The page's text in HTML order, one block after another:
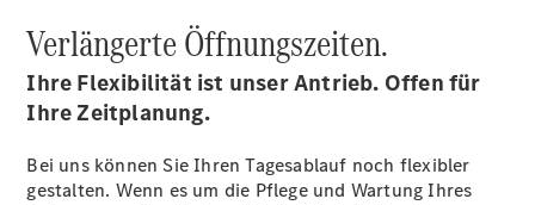
Occasionsfahrzeuge
Digitale
Verlängerte Öffnungszeiten.
Ihre Flexibilität ist unser Antrieb. Offen für
Ihre Zeitplanung.
Bei uns können Sie Ihren Tagesablauf noch flexibler
gestalten. Wenn es um die Pflege und Wartung Ihres